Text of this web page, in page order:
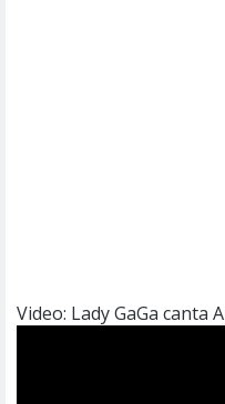
Video: Lady GaGa canta